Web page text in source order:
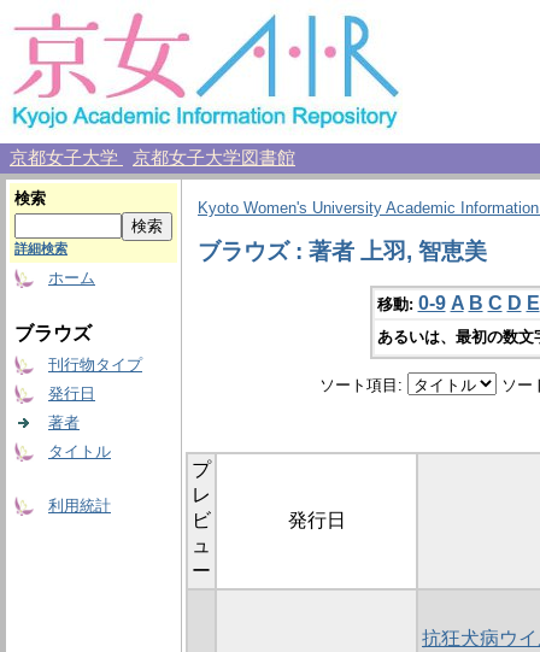
京都女子大学 京都女子大学図書館
検索
詳細検索
ホーム
ブラウズ
刊行物タイプ
発行日
著者
タイトル
利用統計
Kyoto Women's University Academic
ブラウズ : 著者 上羽, 智恵美
移動: 0-9 A B C D E
あるいは、最初の数
ソート項目: ソー
プ
レ
ビ
ュ
ー
発行日
抗狂犬病ウ